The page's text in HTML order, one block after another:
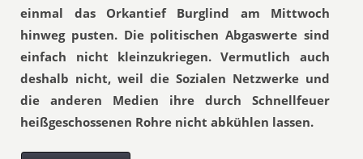
einmal das Orkantief Burglind am Mittwoch
hinweg pusten. Die politischen Abgaswerte sind
einfach nicht kleinzukriegen. Vermutlich auch
deshalb nicht, weil die Sozialen Netzwerke und
die anderen Medien ihre durch Schnellfeuer
heißgeschossenen Rohre nicht abkühlen lassen.